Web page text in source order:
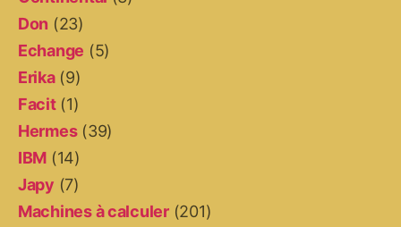
Don (23)
Echange (5)
Erika(9)
Facit(1)
Hermes(39)
IBM (14)
Japy (7)
Machines à calculer(201)